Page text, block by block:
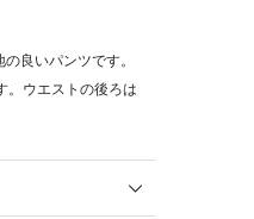
良いパンツです。
。ウエストの後ろは